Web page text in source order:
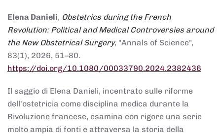
Elena Danieli, Obstetrics during the French
Revolution: Political and Medical Controversies around
the New Obstetrical Surgery, "Annals of Science",
83(1), 2026, 51–80.
https://doi.org/10.1080/00033790.2024.2382436
Il saggio di Elena Danieli, incentrato sulle riforme
dell'ostetricia come disciplina medica durante la
Rivoluzione francese, esamina con rigore una serie
molto ampia di fonti e attraversa la storia della